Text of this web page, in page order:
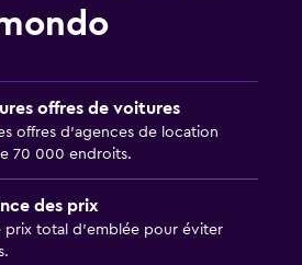
offres de voitures
offres d’agences de location
70 000 endroits.
des prix
prix total d’emblée pour éviter